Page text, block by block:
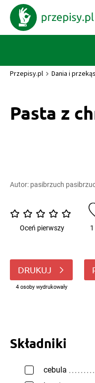
Przepisy.pl Dania i
Pasta z
Autor: pasibrzuch
Oceń pierwszy
DRUKUJ
4 osoby wydrukowały
Składniki
cebula